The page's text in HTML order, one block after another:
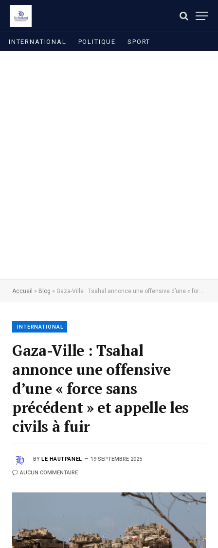
INTERNATIONAL POLITIQUE SPORT
Accueil » Blog » Gaza-Ville : Tsahal annonce une offensive d’une « force sans précédent » et appelle les civils à fuir
INTERNATIONAL
Gaza-Ville : Tsahal
annonce une offensive
d’une « force sans
précédent » et appelle les
civils à fuir
BY LE HAUTPANEL 19 SEPTEMBRE 2025
AUCUN COMMENTAIRE